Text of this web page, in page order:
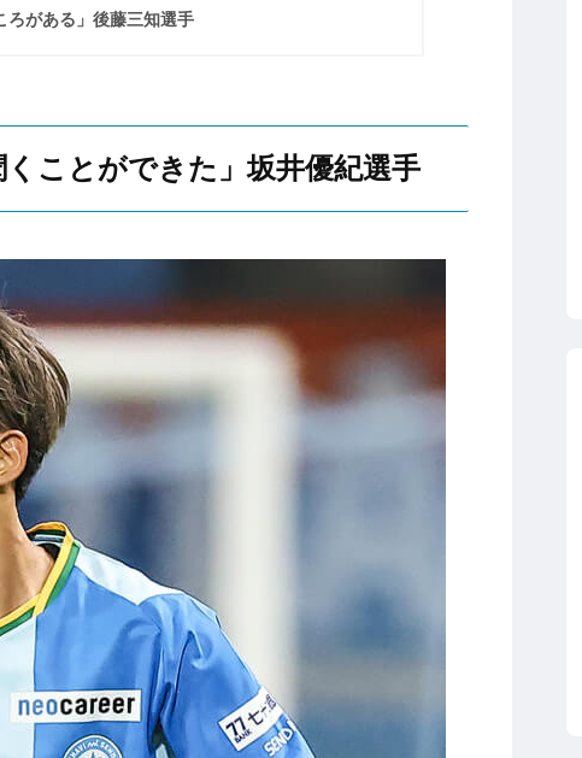
ろがある」後藤三知選手
くことができた」坂井優紀選手